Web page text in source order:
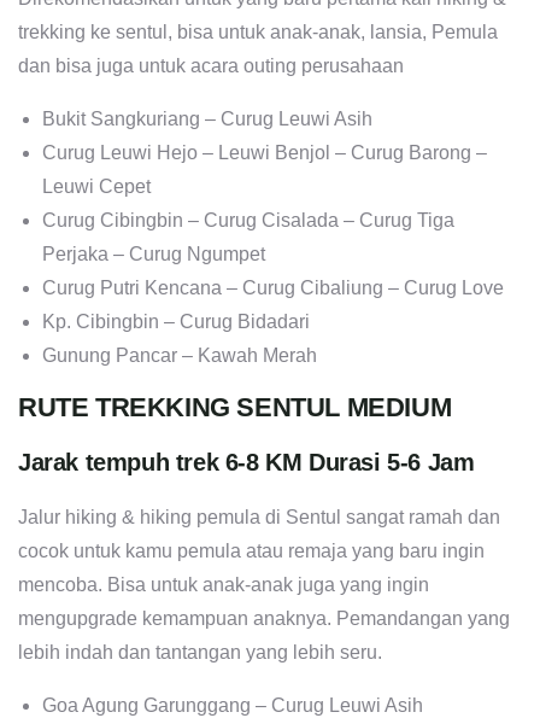
trekking ke sentul, bisa untuk anak-anak, lansia, Pemula
dan bisa juga untuk acara outing perusahaan
Bukit Sangkuriang – Curug Leuwi Asih
Curug Leuwi Hejo – Leuwi Benjol – Curug Barong –
Leuwi Cepet
Curug Cibingbin – Curug Cisalada – Curug Tiga
Perjaka – Curug Ngumpet
Curug Putri Kencana – Curug Cibaliung – Curug Love
Kp. Cibingbin – Curug Bidadari
Gunung Pancar – Kawah Merah
RUTE TREKKING SENTUL MEDIUM
Jarak tempuh trek 6-8 KM Durasi 5-6 Jam
Jalur hiking & hiking pemula di Sentul sangat ramah dan
cocok untuk kamu pemula atau remaja yang baru ingin
mencoba. Bisa untuk anak-anak juga yang ingin
mengupgrade kemampuan anaknya. Pemandangan yang
lebih indah dan tantangan yang lebih seru.
Goa Agung Garunggang – Curug Leuwi Asih